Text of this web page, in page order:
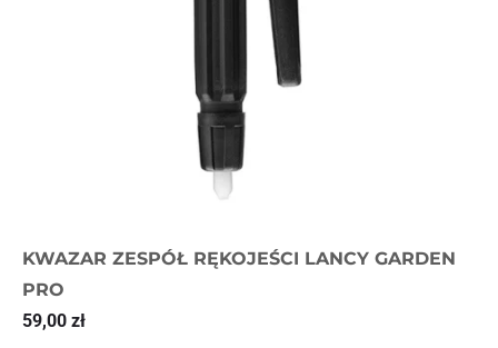
KWAZAR ZESPÓŁ RĘKOJEŚCI LANCY GARDEN
PRO
59,00 zł